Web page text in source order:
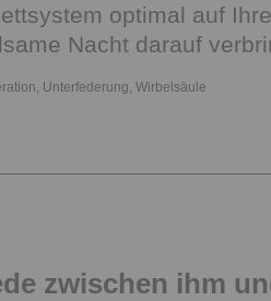
optimal auf
Nacht darauf
, Unterfederung, Wirbelsäule
zwischen ihm